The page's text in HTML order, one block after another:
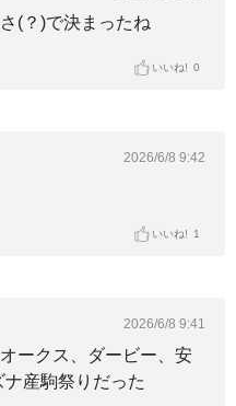
(？)で決まったね
いいね! 0
2026/6/8 9:42
いいね! 1
2026/6/8 9:41
ークス、ダービー、安
産駒祭りだった